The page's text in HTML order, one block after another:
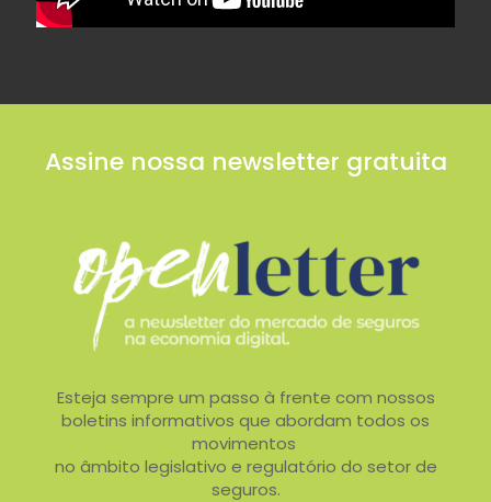
Assine nossa newsletter gratuita
Esteja sempre um passo à frente com nossos
boletins informativos que abordam todos os
movimentos
no âmbito legislativo e regulatório do setor de
seguros.